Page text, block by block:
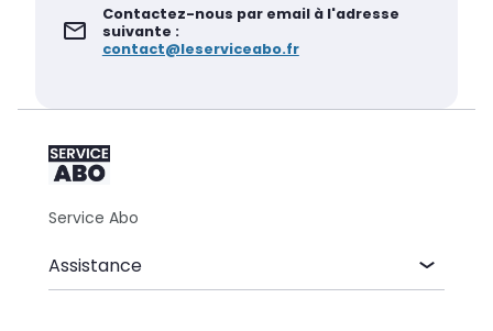
Contactez-nous par email à l'adresse
suivante :
contact@leserviceabo.fr
Service Abo
Assistance